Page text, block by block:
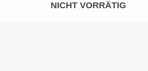
NICHT VORRÄTIG